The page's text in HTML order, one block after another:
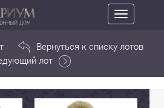
Toggle
navigation
Вернуться к списку лотов
лот